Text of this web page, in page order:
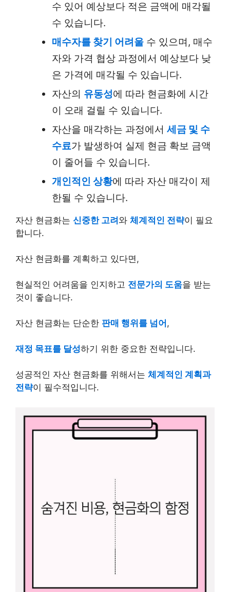
수 있어 예상보다 적은 금액에 매각될
수 있습니다.
매수자를 찾기 어려울 수 있으며, 매수
자와 가격 협상 과정에서 예상보다 낮
은 가격에 매각될 수 있습니다.
자산의 유동성에 따라 현금화에 시간
이 오래 걸릴 수 있습니다.
자산을 매각하는 과정에서 세금 및 수
수료가 발생하여 실제 현금 확보 금액
이 줄어들 수 있습니다.
개인적인 상황에 따라 자산 매각이 제
한될 수 있습니다.
자산 현금화는 신중한 고려와 체계적인 전략이 필요
합니다.
자산 현금화를 계획하고 있다면,
현실적인 어려움을 인지하고 전문가의 도움을 받는
것이 좋습니다.
자산 현금화는 단순한 판매 행위를 넘어 ,
재정 목표를 달성하기 위한 중요한 전략입니다.
성공적인 자산 현금화를 위해서는 체계적인 계획과
전략이 필수적입니다.